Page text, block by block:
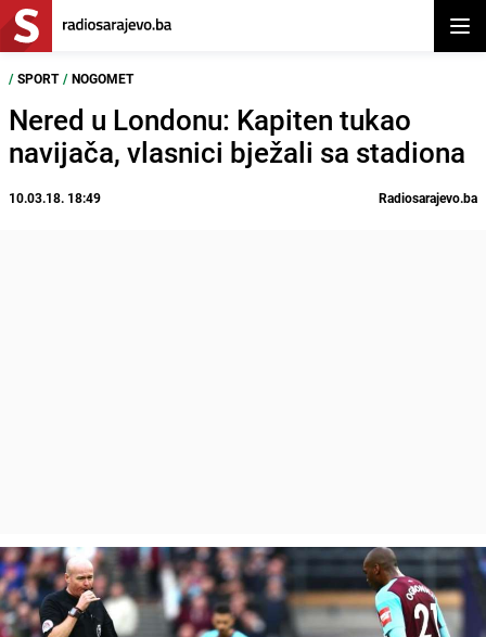
/ SPORT / NOGOMET
Nered u Londonu: Kapiten tukao
navijača, vlasnici bježali sa stadiona
10.03.18. 18:49 Radiosarajevo.ba